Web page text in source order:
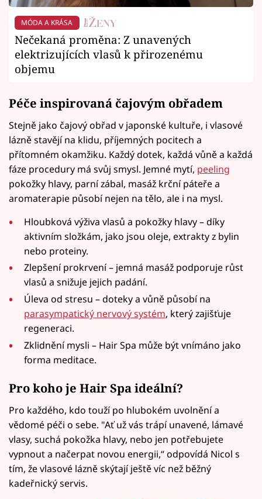
MÓDA A KRÁSA
Nečekaná proměna: Z unavených
elektrizujících vlasů k přirozenému
objemu
Péče inspirovaná čajovým obřadem
Stejně jako čajový obřad v japonské kultuře, i vlasové
lázně stavějí na klidu, příjemných pocitech a
přítomném okamžiku. Každý dotek, každá vůně a každá
fáze procedury má svůj smysl. Jemné mytí, peeling
pokožky hlavy, parní zábal, masáž krční páteře a
aromaterapie působí nejen na tělo, ale i na mysl.
Hloubková výživa vlasů a pokožky hlavy – díky
aktivním složkám, jako jsou oleje, extrakty z bylin
nebo proteiny.
Zlepšení prokrvení – jemná masáž podporuje růst
vlasů a snižuje jejich padání.
Úleva od stresu – doteky a vůně působí na
parasympatický nervový systém, který zajišťuje
regeneraci.
Zklidnění mysli – Hair Spa může být vnímáno jako
forma meditace.
Pro koho je Hair Spa ideální?
Pro každého, kdo touží po hlubokém uvolnění a
vědomé péči o sebe. "Ať už vás trápí unavené, lámavé
vlasy, suchá pokožka hlavy, nebo jen potřebujete
vypnout a načerpat novou energii,“ odpovídá Nicol s
tím, že vlasové lázně skýtají ještě víc než běžný
kadeřnický servis.